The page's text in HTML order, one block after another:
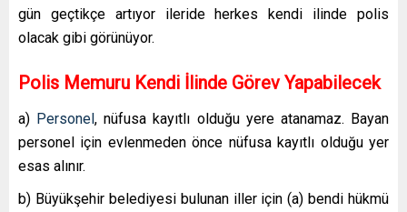
gün geçtikçe artıyor ileride herkes kendi ilinde polis
olacak gibi görünüyor.
Polis Memuru Kendi İlinde Görev Yapabilecek
a) Personel, nüfusa kayıtlı olduğu yere atanamaz. Bayan
personel için evlenmeden önce nüfusa kayıtlı olduğu yer
esas alınır.
b) Büyükşehir belediyesi bulunan iller için (a) bendi hükmü